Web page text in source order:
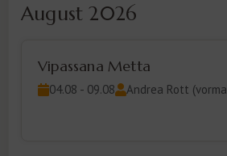
August 2026
Vipassana Metta
04.08 - 09.08 Andrea Rott